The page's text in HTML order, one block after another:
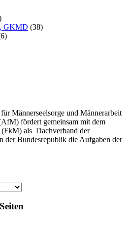
GKMD (38)
Männerseelsorge und Männerarbeit
fördert gemeinsam mit dem
als Dachverband der
der Bundesrepublik die Aufgaben der